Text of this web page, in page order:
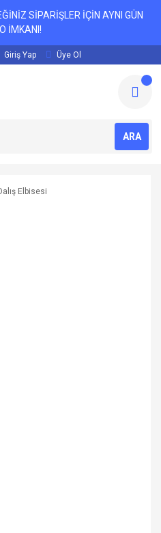
SİPARİŞLER İÇİN AYNI GÜN
İMKANI!
Giriş Yap Üye Ol
ARA